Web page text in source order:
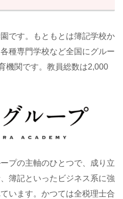
です。もともとは簿記学校か
種専門学校など全国にグルー
機関です。教員総数は2,000
プの主軸のひとつで、成り立
簿記といったビジネス系に強
います。かつては全税理士合